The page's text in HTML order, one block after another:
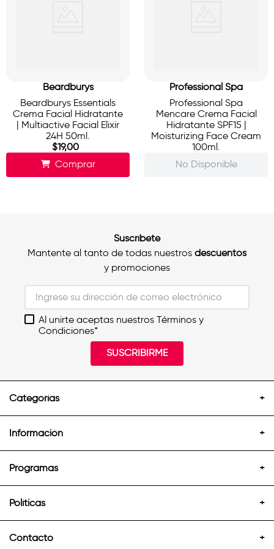
Beardburys
Beardburys Essentials
Crema Facial Hidratante
| Multiactive Facial Elixir
24H 50ml.
$19,00
Comprar
Professional Spa
Professional Spa
Mencare Crema Facial
Hidratante SPF15 |
Moisturizing Face Cream
100ml.
No Disponible
Suscríbete
Mantente al tanto de todas nuestros descuentos
y promociones
Al unirte aceptas nuestros Términos y
Condiciones*
SUSCRIBIRME
Categorías +
Información +
Programas +
Políticas +
Contacto +